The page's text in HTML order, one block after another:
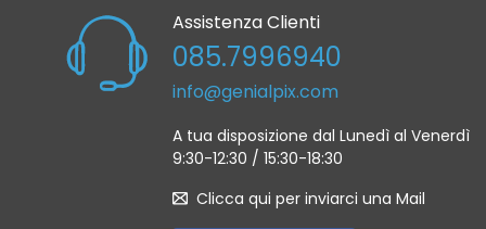
Assistenza Clienti
085.7996940
info@genialpix.com
A tua disposizione dal Lunedì al Venerdì
9:30-12:30 / 15:30-18:30
Clicca qui per inviarci una Mail